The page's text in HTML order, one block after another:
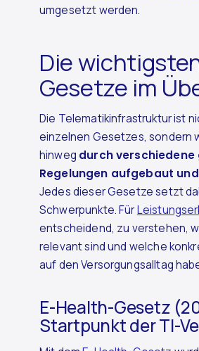
umgesetzt werden.
Die
Gesetze im
Die Telematikinfrastruktur ist
einzelnen Gesetzes, sondern
hinweg durch verschiedene
Regelungen aufgebaut
Jedes dieser Gesetze setzt
Schwerpunkte. Für
entscheidend, zu verstehen,
relevant sind und welche
auf den Versorgungsalltag
E-Health-Gesetz
Startpunkt der TI-